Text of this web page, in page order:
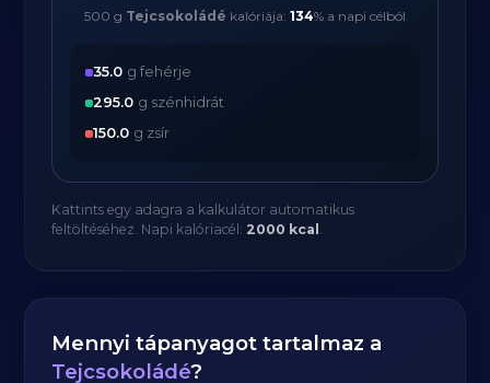
500 g Tejcsokoládé kalóriája: 134% a napi célból
35.0 g fehérje
295.0 g szénhidrát
150.0 g zsír
Kattints egy adagra a kalkulátor automatikus
feltöltéséhez. Napi kalóriacél: 2000 kcal .
Mennyi tápanyagot tartalmaz a
Tejcsokoládé?